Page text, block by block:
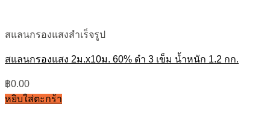
สแลนกรองแสงสำเร็จรูป
สแลนกรองแสง 2ม.x10ม. 60% ดำ 3 เข็ม น้ำหนัก 1.2 กก.
฿0.00
หยิบใส่ตะกร้า